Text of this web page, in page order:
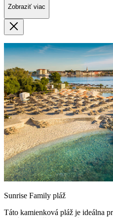
Zobraziť viac
Sunrise Family pláž
Táto kamienková pláž je ideálna